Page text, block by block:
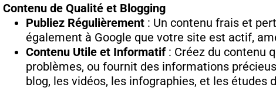
Contenu de Qualité et Blogging
Publiez Régulièrement: Un contenu frais et
également à Google que votre site est actif,
Contenu Utile et Informatif: Créez du contenu
problèmes, ou fournit des informations
blog, les vidéos, les infographies, et les études